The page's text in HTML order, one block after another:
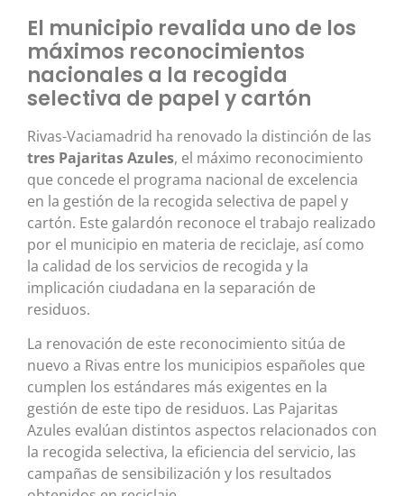
El municipio revalida uno de los
máximos reconocimientos
nacionales a la recogida
selectiva de papel y cartón
Rivas-Vaciamadrid ha renovado la distinción de las
tres Pajaritas Azules, el máximo reconocimiento
que concede el programa nacional de excelencia
en la gestión de la recogida selectiva de papel y
cartón. Este galardón reconoce el trabajo realizado
por el municipio en materia de reciclaje, así como
la calidad de los servicios de recogida y la
implicación ciudadana en la separación de
residuos.
La renovación de este reconocimiento sitúa de
nuevo a Rivas entre los municipios españoles que
cumplen los estándares más exigentes en la
gestión de este tipo de residuos. Las Pajaritas
Azules evalúan distintos aspectos relacionados con
la recogida selectiva, la eficiencia del servicio, las
campañas de sensibilización y los resultados